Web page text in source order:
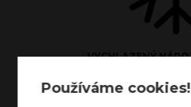
Používáme cookies!
VYCHLAZENÝ